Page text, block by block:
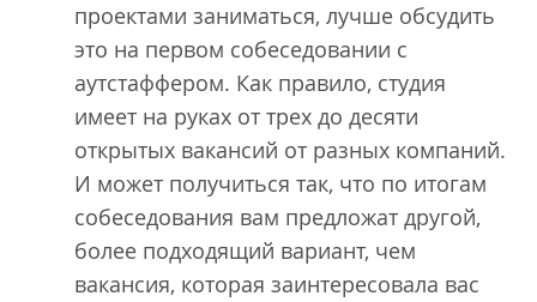
проектами заниматься, лучше обсудить
это на первом собеседовании с
аутстаффером. Как правило, студия
имеет на руках от трех до десяти
открытых вакансий от разных компаний.
И может получиться так, что по итогам
собеседования вам предложат другой,
более подходящий вариант, чем
вакансия, которая заинтересовала вас